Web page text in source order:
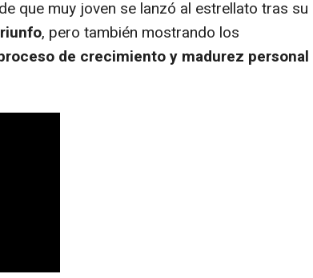
que muy joven se lanzó al estrellato tras su
, pero también mostrando los
de crecimiento y madurez personal